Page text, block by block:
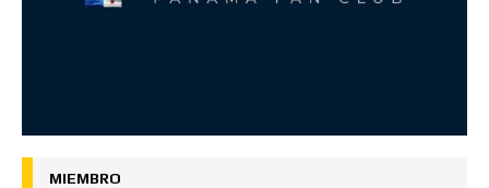
MIEMBRO